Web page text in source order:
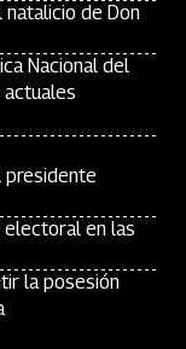
de Don
Nacional del
presidente
en las
la posesión